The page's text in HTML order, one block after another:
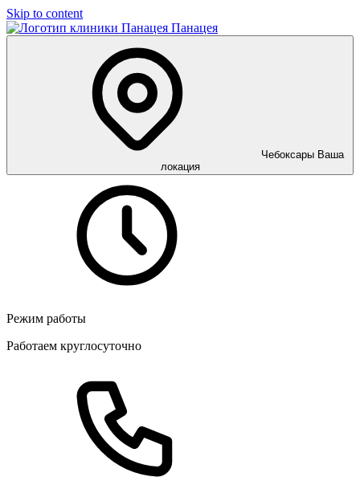
Skip to content
Панацея
Чебоксары Ваша
локация
Режим работы
Работаем круглосуточно